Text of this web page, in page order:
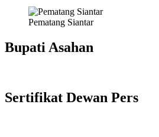
Pematang Siantar
Bupati Asahan
Sertifikat Dewan Pers